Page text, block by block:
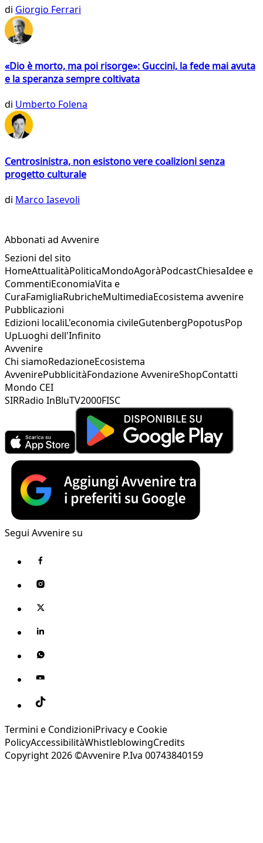
di Giorgio Ferrari
«Dio è morto, ma poi risorge»: Guccini, la fede mai avuta
e la speranza sempre coltivata
di Umberto Folena
Centrosinistra, non esistono vere coalizioni senza
progetto culturale
di Marco Iasevoli
Abbonati ad Avvenire
Sezioni del sito
HomeAttualitàPoliticaMondoAgoràPodcastChiesaIdee e
CommentiEconomiaVita e
CuraFamigliaRubricheMultimediaEcosistema avvenire
Pubblicazioni
Edizioni localiL'economia civileGutenbergPopotusPop
UpLuoghi dell'Infinito
Avvenire
Chi siamoRedazioneEcosistema
AvvenirePubblicitàFondazione AvvenireShopContatti
Mondo CEI
SIRRadio InBluTV2000FISC
Segui Avvenire su
Termini e CondizioniPrivacy e Cookie
PolicyAccessibilitàWhistleblowingCredits
Copyright 2026 ©Avvenire P.Iva 00743840159